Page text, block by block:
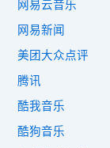
网易云音乐
网易新闻
美团大众点评
腾讯
酷我音乐
酷狗音乐